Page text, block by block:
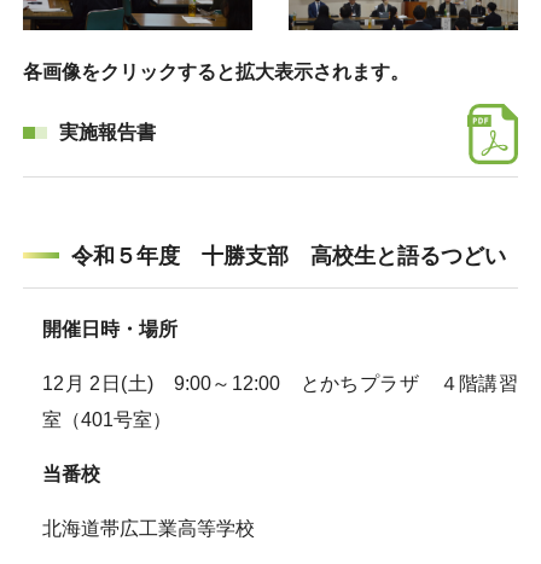
各画像をクリックすると拡大表示されます。
実施報告書
令和５年度 十勝支部 高校生と語るつどい
開催日時・場所
12月 2日(土) 9:00～12:00 とかちプラザ ４階講習
室（401号室）
当番校
北海道帯広工業高等学校